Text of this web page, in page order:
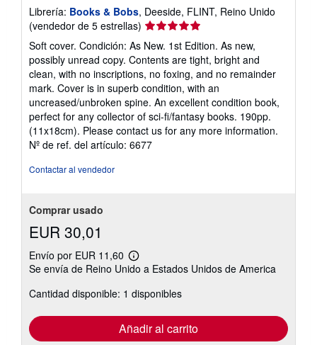
Librería: Books & Bobs, Deeside, FLINT, Reino Unido
(vendedor de 5 estrellas) Calificación
del
vendedor:
5
de
5
estrellas
Soft cover. Condición: As New. 1st Edition. As new,
possibly unread copy. Contents are tight, bright and
clean, with no inscriptions, no foxing, and no remainder
mark. Cover is in superb condition, with an
uncreased/unbroken spine. An excellent condition book,
perfect for any collector of sci-fi/fantasy books. 190pp.
(11x18cm). Please contact us for any more information.
Nº de ref. del artículo: 6677
Contactar al vendedor
Comprar usado
EUR 30,01
Envío por EUR 11,60
Más
información
las
tarifas
envío
Se envía de Reino Unido a Estados Unidos de America
Cantidad disponible: 1 disponibles
Añadir al carrito